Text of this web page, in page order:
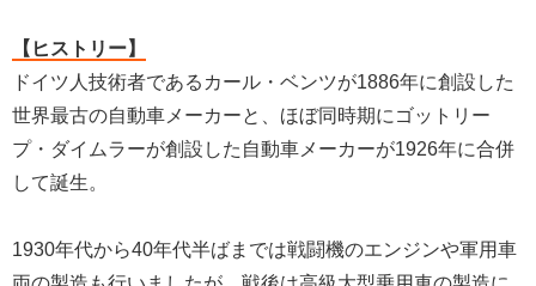
【ヒストリー】
ドイツ人技術者であるカール・ベンツが1886年に創設した
世界最古の自動車メーカーと、ほぼ同時期にゴットリー
プ・ダイムラーが創設した自動車メーカーが1926年に合併
して誕生。
1930年代から40年代半ばまでは戦闘機のエンジンや軍用車